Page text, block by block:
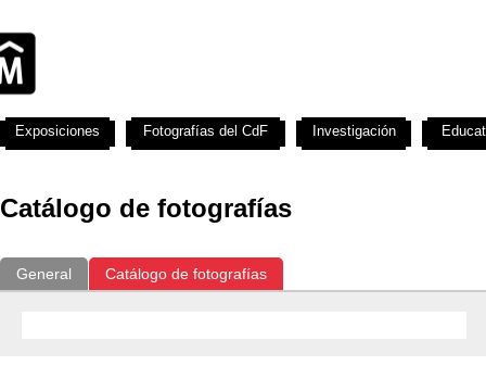
Catálogo de fotografías
General Catálogo de fotografías
Exposiciones Fotografías del CdF Investigación